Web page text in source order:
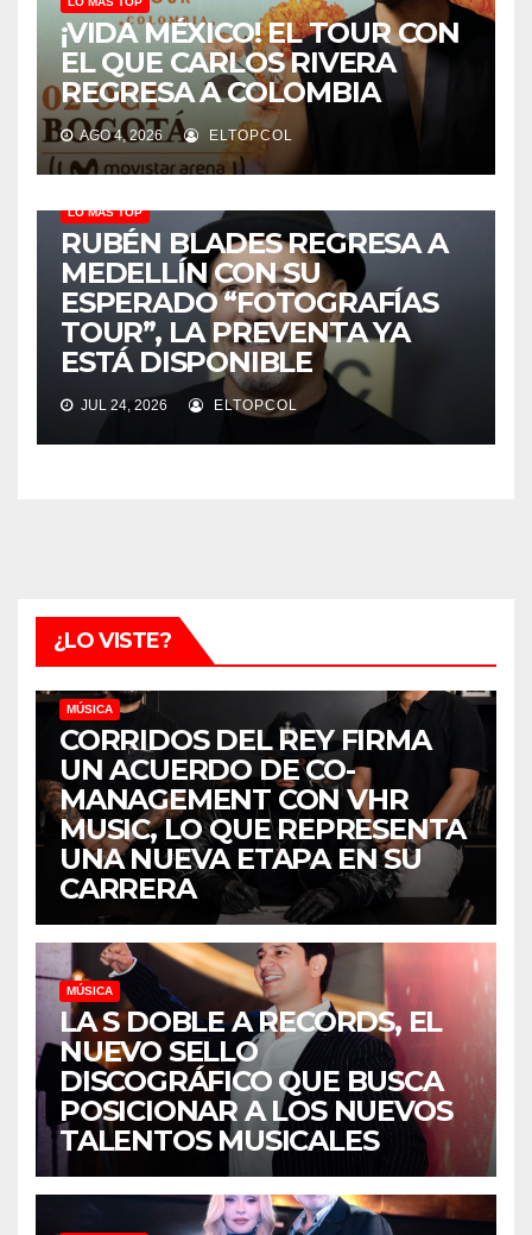
¡VIDA MÉXICO! EL TOUR CON
EL QUE CARLOS RIVERA
REGRESA A COLOMBIA
AGO 4, 2026 ELTOPCOL
LO MÁS TOP
RUBÉN BLADES REGRESA A
MEDELLÍN CON SU
ESPERADO “FOTOGRAFÍAS
TOUR”, LA PREVENTA YA
ESTÁ DISPONIBLE
JUL 24, 2026 ELTOPCOL
¿LO VISTE?
MÚSICA
CORRIDOS DEL REY FIRMA
UN ACUERDO DE CO-
MANAGEMENT CON VHR
MUSIC, LO QUE REPRESENTA
UNA NUEVA ETAPA EN SU
CARRERA
MÚSICA
LA S DOBLE A RECORDS, EL
NUEVO SELLO
DISCOGRÁFICO QUE BUSCA
POSICIONAR A LOS NUEVOS
TALENTOS MUSICALES